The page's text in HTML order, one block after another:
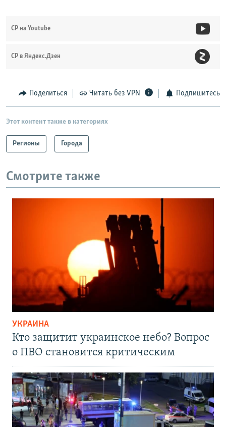
СР на Youtube
СР в Яндекс.Дзен
Поделиться Читать без VPN Подпишитесь
Этот контент также в категориях
Регионы Города
Смотрите также
УКРАИНА
Кто защитит украинское небо? Вопрос
о ПВО становится критическим